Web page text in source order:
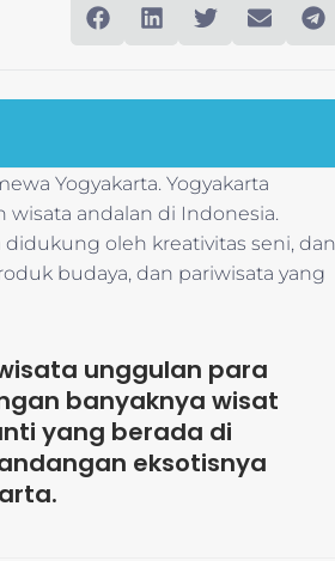
Yogyakarta. Yogyakarta
andalan di Indonesia.
didukung oleh kreativitas seni, dan
budaya, dan pariwisata yang
unggulan para
banyaknya wisat
yang berada di
eksotisnya